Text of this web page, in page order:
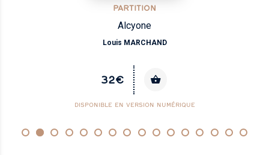
PARTITION
Alcyone
Louis MARCHAND
32€
DISPONIBLE EN VERSION NUMÉRIQUE